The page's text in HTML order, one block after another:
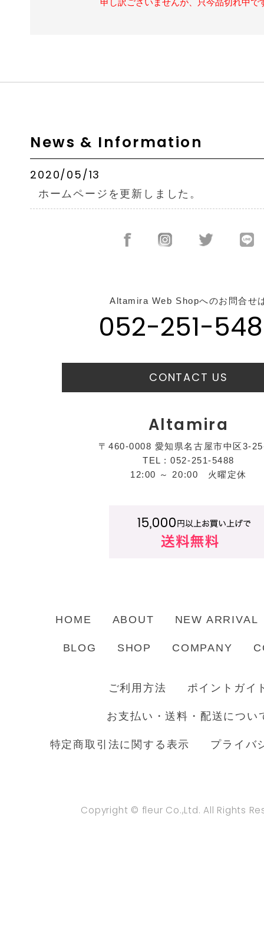
News & Information
2020/05/13
ホームページを更新しました。
Altamira Web Shopへのお問合せ
052-251-
CONTACT US
Altamira
〒460-0008 愛知県名古屋市中区3-
TEL : 052-251-5488
12:00 ～ 20:00 火曜定休
HOME ABOUT NEW ARRIVAL
BLOG SHOP COMPANY
ご利用方法 ポイントガイ
お支払い・送料・配送につい
特定商取引法に関する表示 プライバ
Copyright © fleur Co.,Ltd. All Rights